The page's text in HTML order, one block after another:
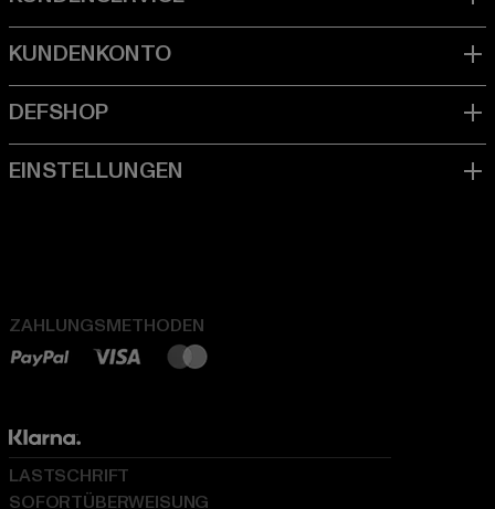
ZAHLUNGSMETHODEN
LASTSCHRIFT
SOFORTÜBERWEISUNG